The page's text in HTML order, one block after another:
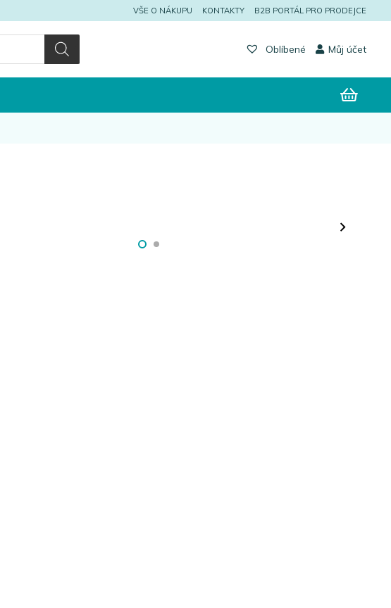
VŠE O NÁKUPU KONTAKTY B2B PORTÁL PRO PRODEJCE
Oblíbené Můj účet